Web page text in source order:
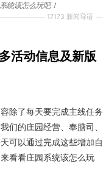
17173 新闻导语
统该怎么玩吧！
活动信息及新版
除了每天要完成主线任务
们的庄园经营、奉膳司、
可以通过完成这些增加自
看看庄园系统该怎么玩